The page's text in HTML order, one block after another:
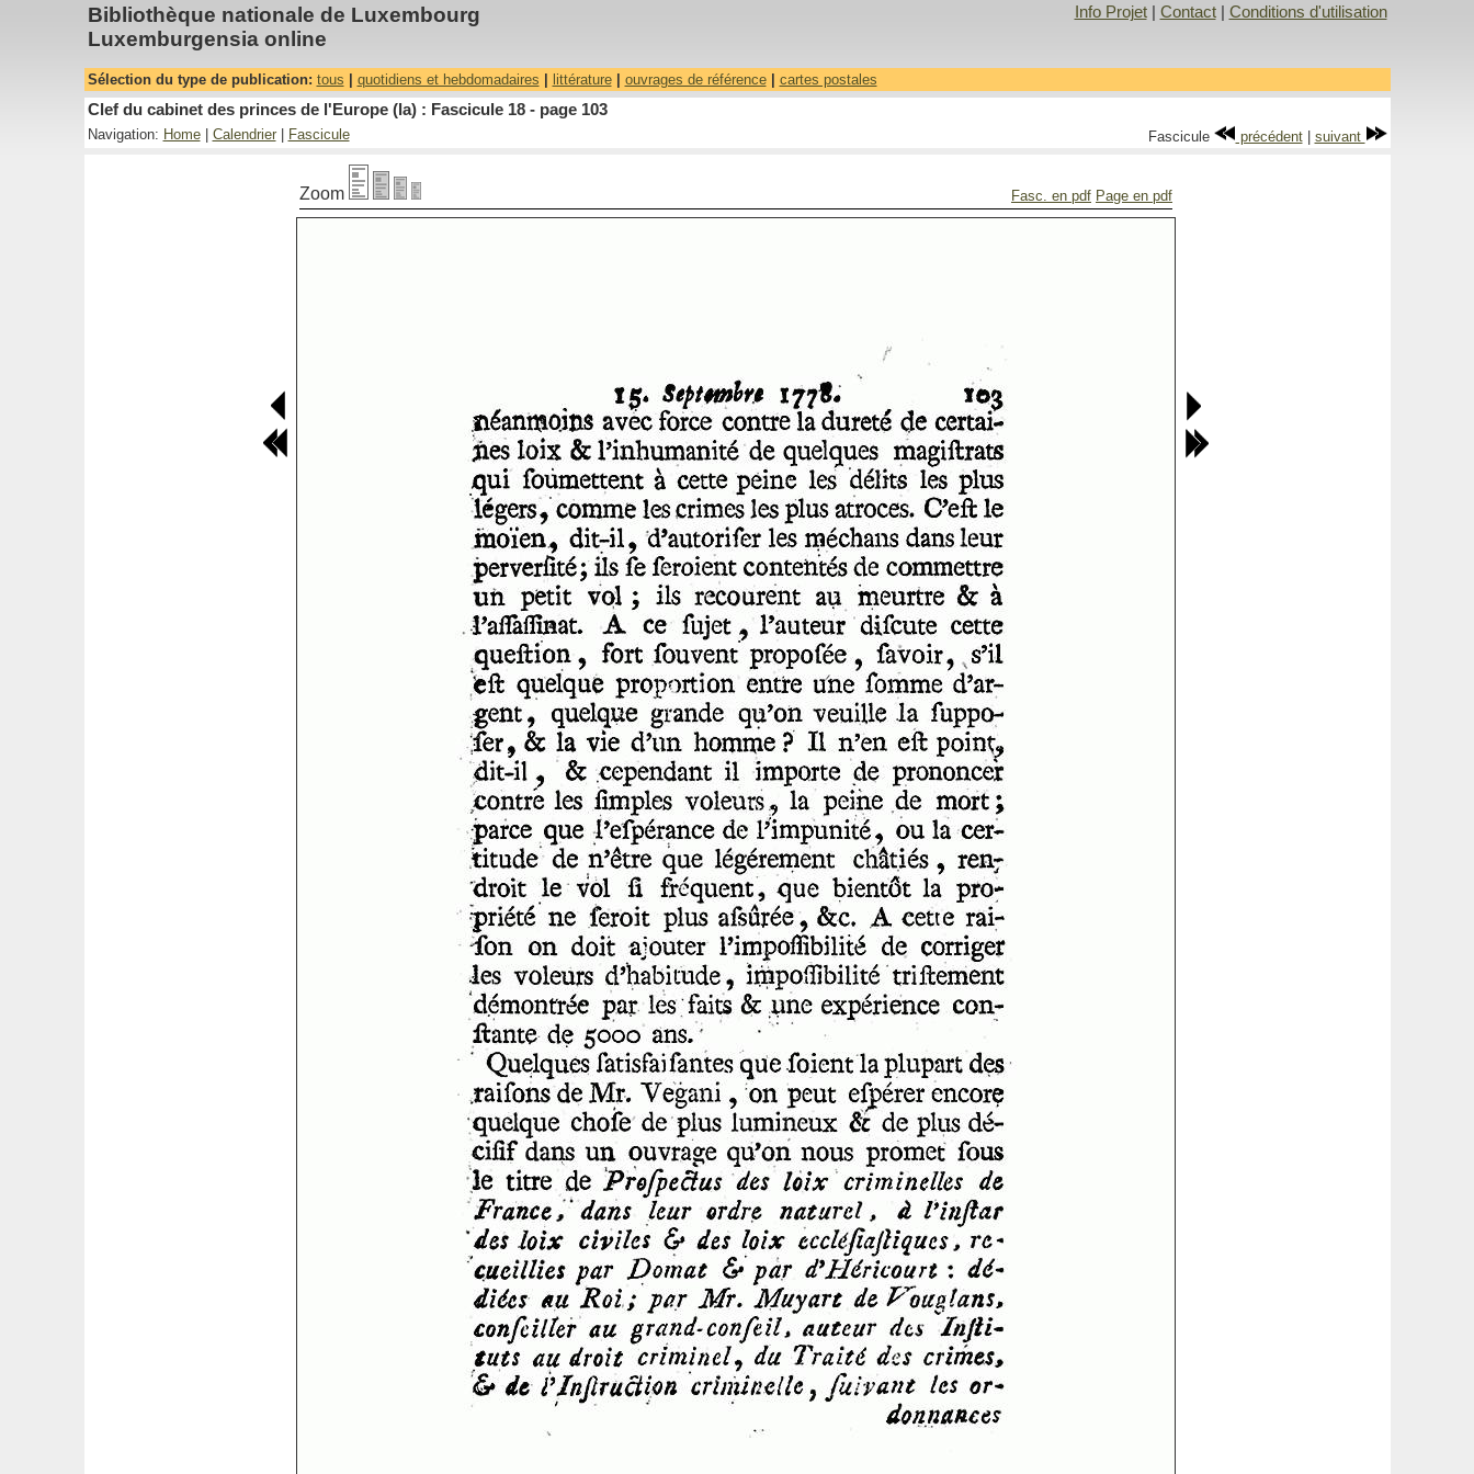
Bibliothèque nationale de Luxembourg
Luxemburgensia online
Info Projet| Contact| Conditions d'utilisation
Sélection du type de publication: tous quotidiens et hebdomadaires littérature| ouvrages de référence| cartes postales
Clef du cabinet des princes de l'Europe (la) : Fascicule 18 - page 103
Navigation: Home| Calendrier| Fascicule Fascicule précédent| suivant
Zoom Fasc. en pdf Page en pdf